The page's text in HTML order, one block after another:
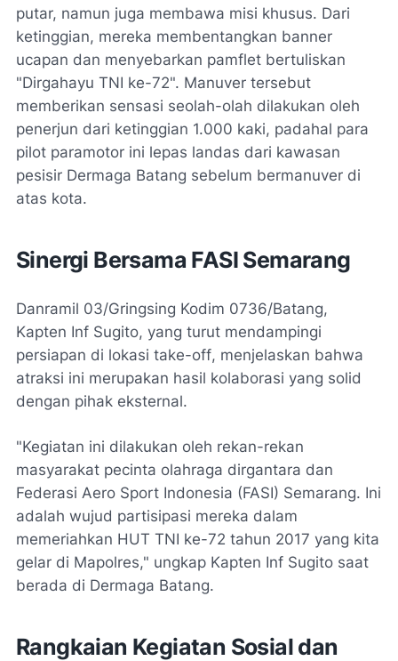
putar, namun juga membawa misi khusus. Dari
ketinggian, mereka membentangkan banner
ucapan dan menyebarkan pamflet bertuliskan
"Dirgahayu TNI ke-72". Manuver tersebut
memberikan sensasi seolah-olah dilakukan oleh
penerjun dari ketinggian 1.000 kaki, padahal para
pilot paramotor ini lepas landas dari kawasan
pesisir Dermaga Batang sebelum bermanuver di
atas kota.
Sinergi Bersama FASI Semarang
Danramil 03/Gringsing Kodim 0736/Batang,
Kapten Inf Sugito, yang turut mendampingi
persiapan di lokasi take-off, menjelaskan bahwa
atraksi ini merupakan hasil kolaborasi yang solid
dengan pihak eksternal.
"Kegiatan ini dilakukan oleh rekan-rekan
masyarakat pecinta olahraga dirgantara dan
Federasi Aero Sport Indonesia (FASI) Semarang. Ini
adalah wujud partisipasi mereka dalam
memeriahkan HUT TNI ke-72 tahun 2017 yang kita
gelar di Mapolres," ungkap Kapten Inf Sugito saat
berada di Dermaga Batang.
Rangkaian Kegiatan Sosial dan